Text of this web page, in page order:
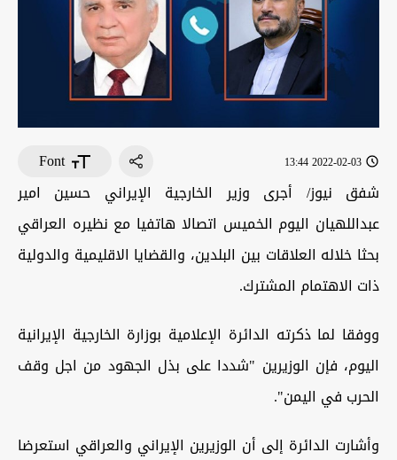
2022-02-03 13:44
Font
شفق نيوز/ أجرى وزير الخارجية الإيراني حسين امير
عبداللهيان اليوم الخميس اتصالا هاتفيا مع نظيره العراقي
بحثا خلاله العلاقات بين البلدين، والقضايا الاقليمية والدولية
ذات الاهتمام المشترك.
ووفقا لما ذكرته الدائرة الإعلامية بوزارة الخارجية الإيرانية
اليوم، فإن الوزيرين "شددا على بذل الجهود من اجل وقف
الحرب في اليمن".
وأشارت الدائرة إلى أن الوزيرين الإيراني والعراقي استعرضا